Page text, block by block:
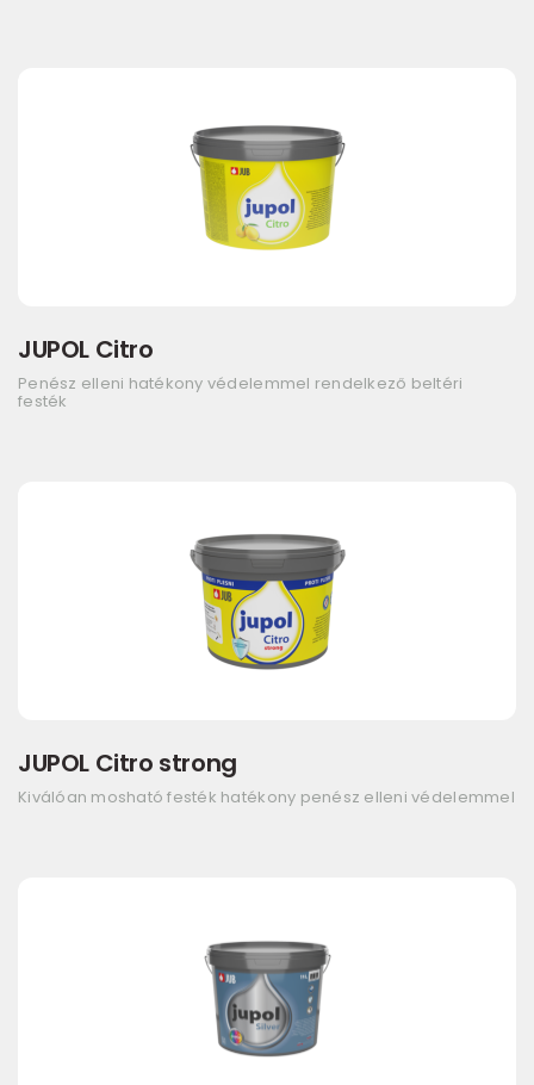
JUPOL Citro
Penész elleni hatékony védelemmel rendelkező beltéri
festék
JUPOL Citro strong
Kiválóan mosható festék hatékony penész elleni védelemmel